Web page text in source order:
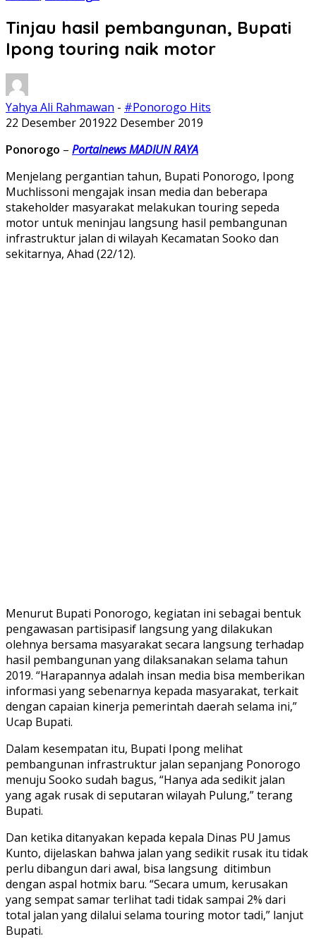
Tinjau hasil pembangunan, Bupati
Ipong touring naik motor
Yahya Ali Rahmawan - #Ponorogo Hits
22 Desember 201922 Desember 2019
Ponorogo – Portalnews MADIUN RAYA
Menjelang pergantian tahun, Bupati Ponorogo, Ipong
Muchlissoni mengajak insan media dan beberapa
stakeholder masyarakat melakukan touring sepeda
motor untuk meninjau langsung hasil pembangunan
infrastruktur jalan di wilayah Kecamatan Sooko dan
sekitarnya, Ahad (22/12).
Menurut Bupati Ponorogo, kegiatan ini sebagai bentuk
pengawasan partisipasif langsung yang dilakukan
olehnya bersama masyarakat secara langsung terhadap
hasil pembangunan yang dilaksanakan selama tahun
2019. “Harapannya adalah insan media bisa memberikan
informasi yang sebenarnya kepada masyarakat, terkait
dengan capaian kinerja pemerintah daerah selama ini,”
Ucap Bupati.
Dalam kesempatan itu, Bupati Ipong melihat
pembangunan infrastruktur jalan sepanjang Ponorogo
menuju Sooko sudah bagus, “Hanya ada sedikit jalan
yang agak rusak di seputaran wilayah Pulung,” terang
Bupati.
Dan ketika ditanyakan kepada kepala Dinas PU Jamus
Kunto, dijelaskan bahwa jalan yang sedikit rusak itu tidak
perlu dibangun dari awal, bisa langsung ditimbun
dengan aspal hotmix baru. “Secara umum, kerusakan
yang sempat samar terlihat tadi tidak sampai 2% dari
total jalan yang dilalui selama touring motor tadi,” lanjut
Bupati.